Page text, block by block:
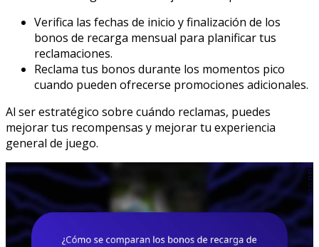
Verifica las fechas de inicio y finalización de los
bonos de recarga mensual para planificar tus
reclamaciones.
Reclama tus bonos durante los momentos pico
cuando pueden ofrecerse promociones adicionales.
Al ser estratégico sobre cuándo reclamas, puedes
mejorar tus recompensas y mejorar tu experiencia
general de juego.